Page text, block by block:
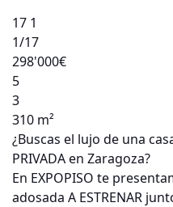
17 1
1/17
298'000€
5
3
310 m²
¿Buscas el lujo de una
PRIVADA en Zaragoza?
En EXPOPISO te
adosada A ESTRENAR